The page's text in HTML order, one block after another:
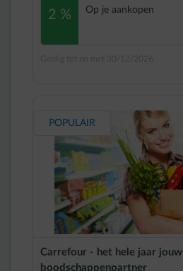
2 % Op je aankopen
POPULAIR
Carrefour - het hele jaar jouw
boodschappenpartner